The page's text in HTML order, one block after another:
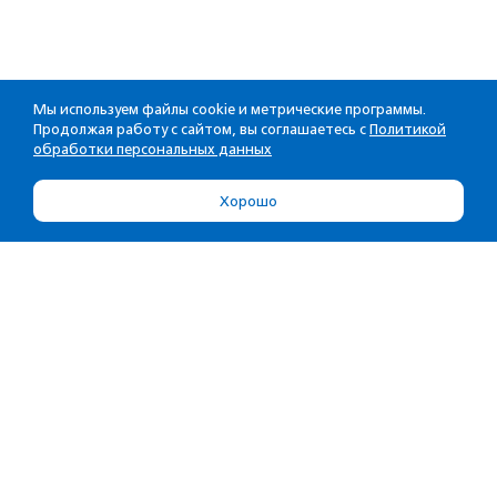
Мы используем файлы cookie и метрические программы.
Продолжая работу с сайтом, вы соглашаетесь с Политикой
обработки персональных данных
Хорошо